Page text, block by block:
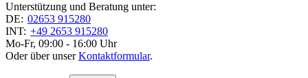
Unterstützung und Beratung unter:
DE: 02653 915280
INT: +49 2653 915280
Mo-Fr, 09:00 - 16:00 Uhr
Oder über unserKontaktformular.